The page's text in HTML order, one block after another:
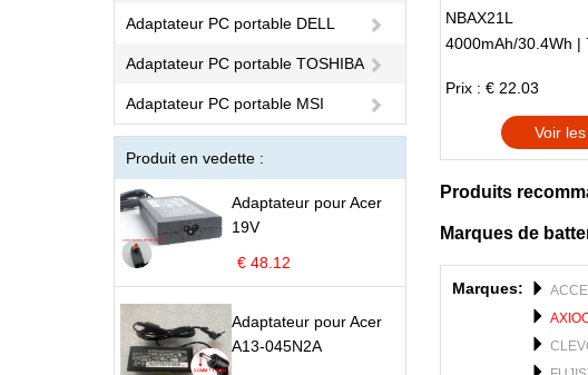
Adaptateur PC portable DELL
Adaptateur PC portable TOSHIBA
Adaptateur PC portable MSI
Produit en vedette :
Adaptateur pour Acer
19V
€ 48.12
Adaptateur pour Acer
A13-045N2A
NBAX21L
4000mAh/30.4Wh |
Prix : € 22.03
Voir
Produits
Marques de
Marques: